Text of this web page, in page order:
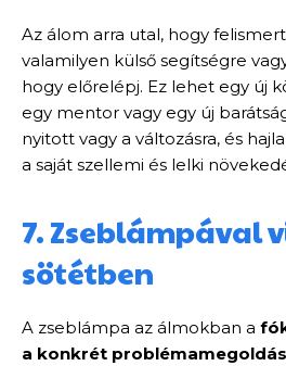
Az álom arra utal, hogy
valamilyen külső segítségre
hogy előrelépj. Ez lehet egy új
egy mentor vagy egy új
nyitott vagy a változásra, és
a saját szellemi és lelki
7. Zseblámpával
sötétben
A zseblámpa az álmokban a
a konkrét